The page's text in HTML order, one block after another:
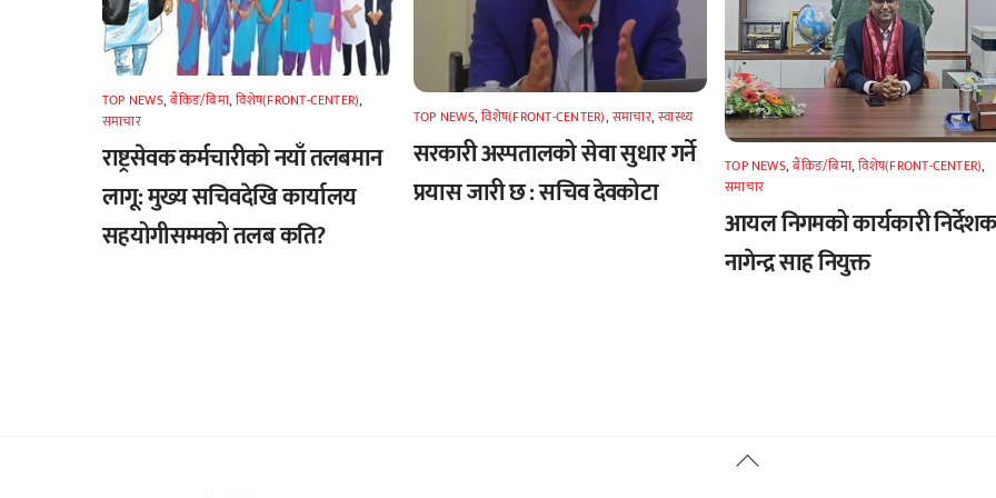
TOP NEWS,बैंकिङ/बिमा,विशेष(FRONT-CENTER),
समाचार
राष्ट्रसेवक कर्मचारीको नयाँ तलबमान
लागू: मुख्य सचिवदेखि कार्यालय
सहयोगीसम्मको तलब कति?
TOP NEWS,विशेष(FRONT-CENTER),समाचार,स्वास्थ्य
सरकारी अस्पतालको सेवा सुधार गर्ने
प्रयास जारी छ : सचिव देवकोटा
TOP NEWS,बैंकिङ/बिमा,विशेष(FRONT-CENTER),
समाचार
आयल निगमको कार्यकारी
नागेन्द्र साह नियुक्त
Back